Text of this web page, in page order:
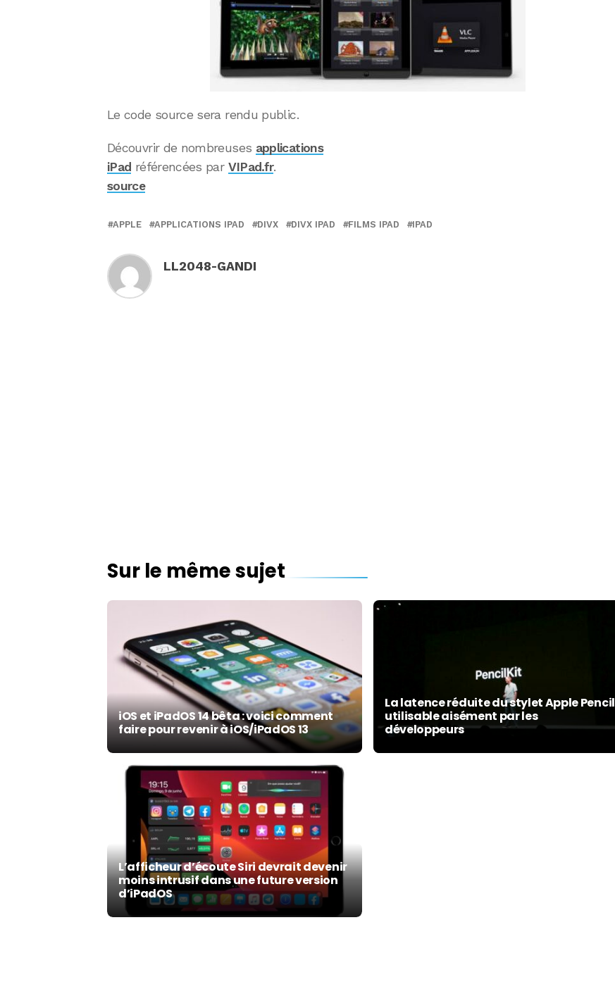
Le code source sera rendu public.
Découvrir de nombreuses applications
iPad référencées par VIPad.fr.
source
APPLE APPLICATIONS IPAD DIVX DIVX IPAD FILMS IPAD IPAD
LL2048-GANDI
Sur le même sujet
iOS et iPadOS 14 bêta : voici comment
faire pour revenir à iOS/iPadOS 13
La latence réduite du stylet Apple Pencil
utilisable aisément par les
développeurs
L’afficheur d’écoute Siri devrait devenir
moins intrusif dans une future version
d’iPadOS